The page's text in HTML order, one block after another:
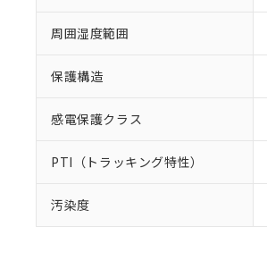
周囲湿度範囲
保護構造
感電保護クラス
PTI（トラッキング特性）
汚染度